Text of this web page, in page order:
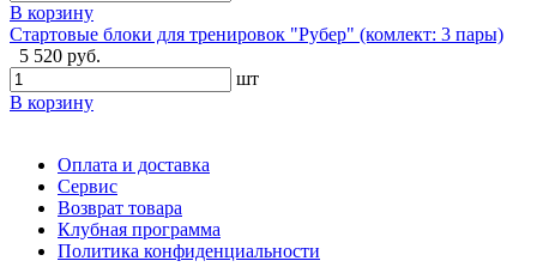
В корзину
Стартовые блоки для тренировок "Рубер" (комлект: 3 пары)
5 520 руб.
шт
В корзину
Оплата и доставка
Сервис
Возврат товара
Клубная программа
Политика конфиденциальности